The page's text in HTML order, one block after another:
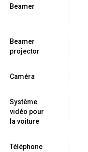
Beamer
Beamer
projector
Caméra
Système
vidéo pour
la voiture
Téléphone